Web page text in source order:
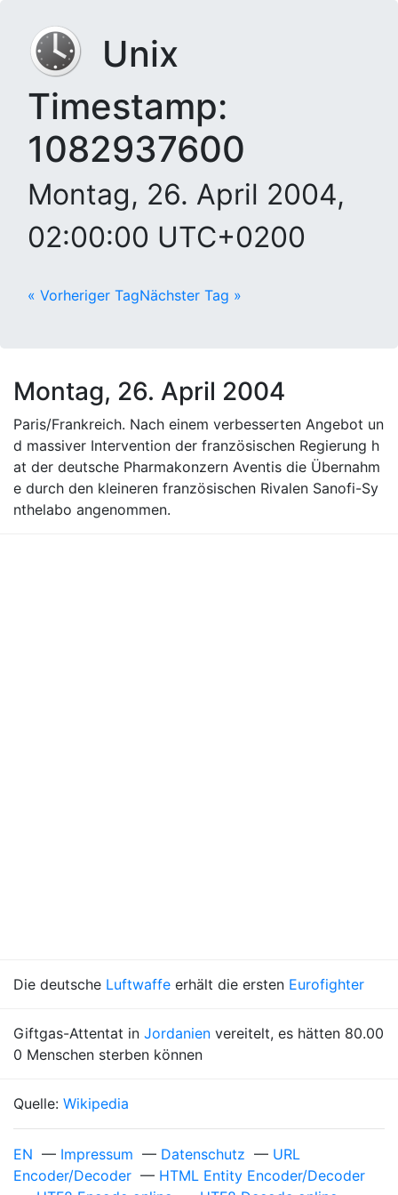
Unix
Timestamp:
1082937600
Montag, 26. April 2004,
02:00:00 UTC+0200
« Vorheriger TagNächster Tag »
Montag, 26. April 2004
Paris/Frankreich. Nach einem verbesserten Angebot un
d massiver Intervention der französischen Regierung h
at der deutsche Pharmakonzern Aventis die Übernahm
e durch den kleineren französischen Rivalen Sanofi-Sy
nthelabo angenommen.
Die deutsche Luftwaffe erhält die ersten Eurofighter
Giftgas-Attentat in Jordanien vereitelt, es hätten 80.00
0 Menschen sterben können
Quelle: Wikipedia
EN — Impressum — Datenschutz — URL
Encoder/Decoder — HTML Entity Encoder/Decoder